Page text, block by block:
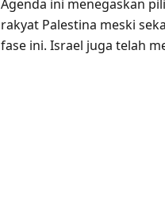
Agenda ini menegaskan
rakyat Palestina meski
fase ini. Israel juga telah